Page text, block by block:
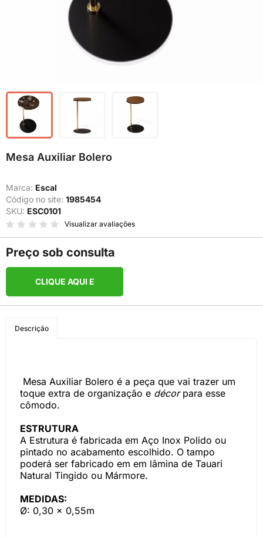
Mesa Auxiliar Bolero
Marca: Escal
Código no site: 1985454
SKU: ESC0101
Visualizar avaliações
Preço sob consulta
CLIQUE AQUI E
Descrição
Mesa Auxiliar Bolero é a peça que vai trazer um
toque extra de organização e décorpara esse
cômodo.
ESTRUTURA
A Estrutura é fabricada em Aço Inox Polido ou
pintado no acabamento escolhido. O tampo
poderá ser fabricado em em lâmina de Tauari
Natural Tingido ou Mármore.
MEDIDAS:
Ø: 0,30 x 0,55m